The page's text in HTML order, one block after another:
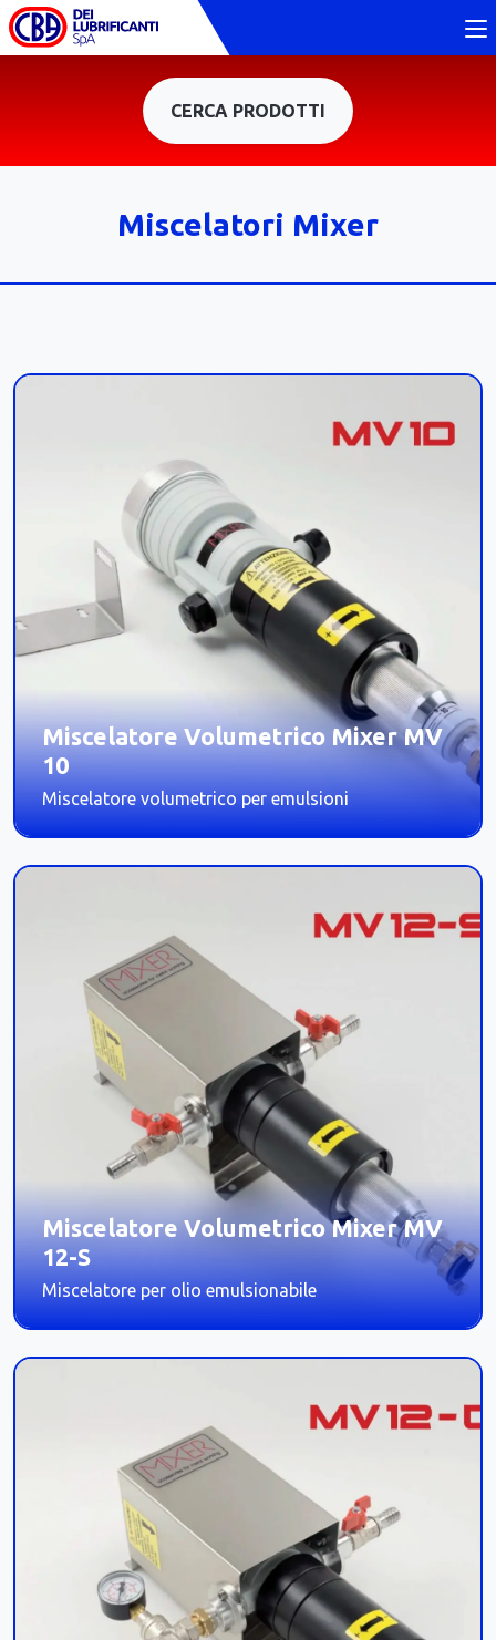
CERCA PRODOTTI
Miscelatori Mixer
Miscelatore Volumetrico Mixer MV
10
Miscelatore volumetrico per emulsioni
Miscelatore Volumetrico Mixer MV
12-S
Miscelatore per olio emulsionabile